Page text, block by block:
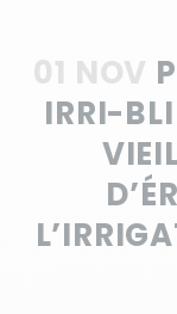
01 NOV
IRRI-